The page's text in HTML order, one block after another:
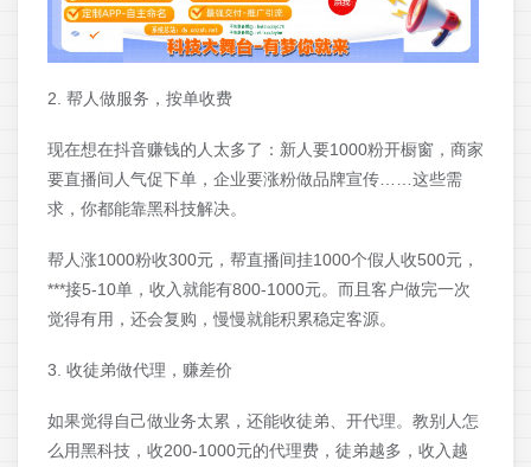
2. 帮人做服务，按单收费
现在想在抖音赚钱的人太多了：新人要1000粉开橱窗，商家
要直播间人气促下单，企业要涨粉做品牌宣传……这些需
求，你都能靠黑科技解决。
帮人涨1000粉收300元，帮直播间挂1000个假人收500元，
***接5-10单，收入就能有800-1000元。而且客户做完一次
觉得有用，还会复购，慢慢就能积累稳定客源。
3. 收徒弟做代理，赚差价
如果觉得自己做业务太累，还能收徒弟、开代理。教别人怎
么用黑科技，收200-1000元的代理费，徒弟越多，收入越